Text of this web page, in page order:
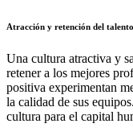
Atracción y retención del
Una cultura atractiva y
retener a los mejores
positiva experimentan
la calidad de sus
cultura para el capital